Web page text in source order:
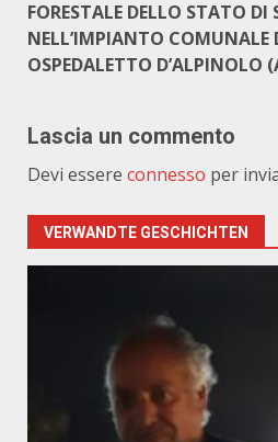
FORESTALE DELLO STATO
NELL’IMPIANTO COMUNALE
OSPEDALETTO D’ALPINOLO
Lascia un commento
Devi essere connesso per
VERWANDTE GESCHICHTEN